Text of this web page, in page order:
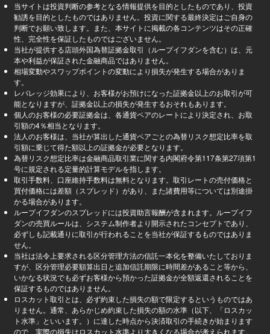
当サイトは投資判断の参考となる情報提供を目的としたものであり、投資
勧誘を目的としたものではありません。投資に関する最終決定はご自身の
判断でお願い致します。また、本サイトに掲載の各コンテンツはその正確
性、完全性を保証したものではございません。
当社が提供する店頭外国為替証拠金取引（ループイフダンを含む）は、元
本や利益が保証された金融商品ではありません。
相場変動やスワップポイントの変動により損失が発生する場合がありま
す。
レバレッジ効果により、お客様がお預けになった証拠金以上のお取引が可
能となりますが、証拠金以上の損失が発生するおそれもあります。
個人のお客様の必要証拠金は、各通貨ペアのレートにより決定され、お取
引額の4％相当となります。
法人のお客様は、当社が算出した通貨ペアごとの為替リスク想定比率を取
引額に乗じて得た額以上の証拠金が必要となります。
為替リスク想定比率は金融商品取引業に関する内閣府令第117条第27項第1
号に規定される定量的計算モデルを指します。
取引手数料、口座維持手数料は無料となります。取引レートの売付価格と
買付価格には差額（スプレッド）があり、また諸費用等については別途掛
かる場合があります。
ループイフダンのスプレッドには投資助言報酬が含まれます。ループイフ
ダンの売買ルールは、システム制作者より開示されたコンセプトであり、
必ずしも記載通りに取引が行われることを当社が保証するものではありま
せん。
当社は法令上要求される区分管理方法の信託一本化を整備いたしておりま
すが、区分管理必要額算出日と追加信託期限に時間差があること等から、
いかなる状況でも必ずお客様から預かった証拠金が全額返還されることを
保証するものではありません。
ロスカット取引とは、必ず約束した損失の額で限定するというものではあ
りません。通常、あらかじめ約束した損失の額の水準（以下、「ロスカッ
ト水準」といいます。）に達した時点から決済取引の手続きが始まります
ので、実際の損失はロスカット水準より大きくなる場合が考えられます。